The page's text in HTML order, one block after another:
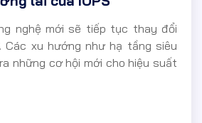
nghệ mới sẽ tiếp tục thay đổi
Các xu hướng như hạ tầng siêu
những cơ hội mới cho hiệu suất